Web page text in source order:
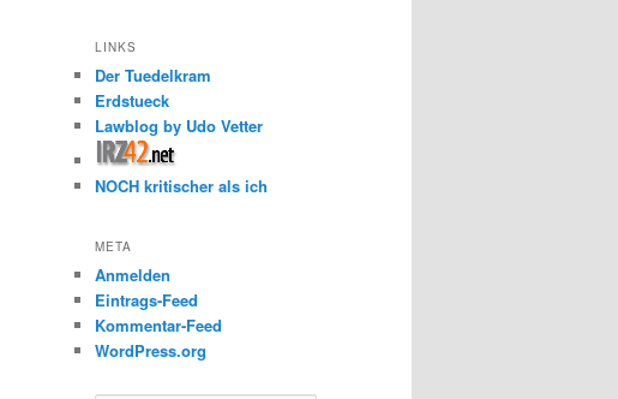
LINKS
Der Tuedelkram
Erdstueck
Lawblog by Udo Vetter
NOCH kritischer als ich
META
Anmelden
Eintrags-Feed
Kommentar-Feed
WordPress.org